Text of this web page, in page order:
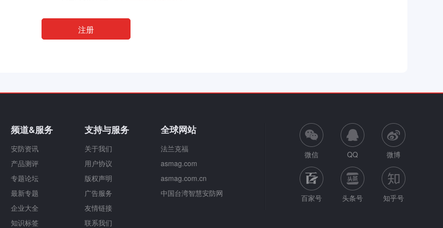
频道&服务
安防资讯
产品测评
专题论坛
最新专题
企业大全
知识标签
支持与服务
关于我们
用户协议
版权声明
广告服务
友情链接
联系我们
全球网站
法兰克福
asmag.com
asmag.com.cn
中国台湾智慧安防网
微信 QQ 微博
百家号 头条号 知乎号